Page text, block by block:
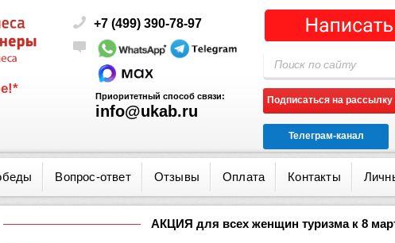
+7 (499) 390-78-97
Приоритетный способ связи:
info@ukab.ru
Подписаться на рассылку
Телеграм-канал
Вопрос-ответ Отзывы Оплата Контакты
АКЦИЯ для всех женщин туризма к 8